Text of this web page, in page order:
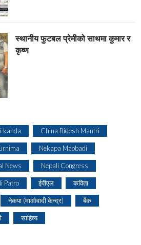
स्थानीय फुटबल प्रेमीको साथमा कुमार र
कृष्ण
kanda China Bidesh Mantri
Nekapa Maobadi
News Nepali Congress
Patro ईपीएल कविता
नेकपा (माओवादी केन्द्र) बैंक
साहित्य